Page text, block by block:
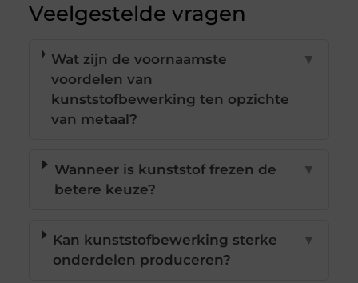
Veelgestelde vragen
Wat zijn de voornaamste
voordelen van
kunststofbewerking ten opzichte
van metaal?
▼
Wanneer is kunststof frezen de
betere keuze?
▼
Kan kunststofbewerking sterke
onderdelen produceren?
▼